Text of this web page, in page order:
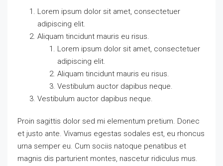
Lorem ipsum dolor sit amet, consectetuer
adipiscing elit.
Aliquam tincidunt mauris eu risus.
Lorem ipsum dolor sit amet, consectetuer
adipiscing elit.
Aliquam tincidunt mauris eu risus.
Vestibulum auctor dapibus neque.
Vestibulum auctor dapibus neque.
Proin sagittis dolor sed mi elementum pretium. Donec
et justo ante. Vivamus egestas sodales est, eu rhoncus
urna semper eu. Cum sociis natoque penatibus et
magnis dis parturient montes, nascetur ridiculus mus.